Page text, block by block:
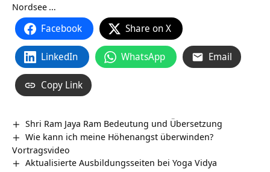
Nordsee …
Facebook Share on X
LinkedIn WhatsApp Email
Copy Link
Shri Ram Jaya Ram Bedeutung und Übersetzung
Wie kann ich meine Höhenangst überwinden?
Vortragsvideo
Aktualisierte Ausbildungsseiten bei Yoga Vidya